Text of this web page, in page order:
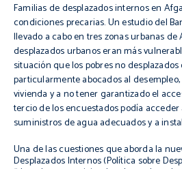
Familias de desplazados internos en
condiciones precarias. Un estudio del
llevado a cabo en tres zonas urbanas de
desplazados urbanos eran más
situación que los pobres no
particularmente abocados al
vivienda y a no tener garantizado el
tercio de losencuestadospodía
suministros de agua adecuados y a
Una de las cuestiones que aborda la
Desplazados Internos (Política sobre